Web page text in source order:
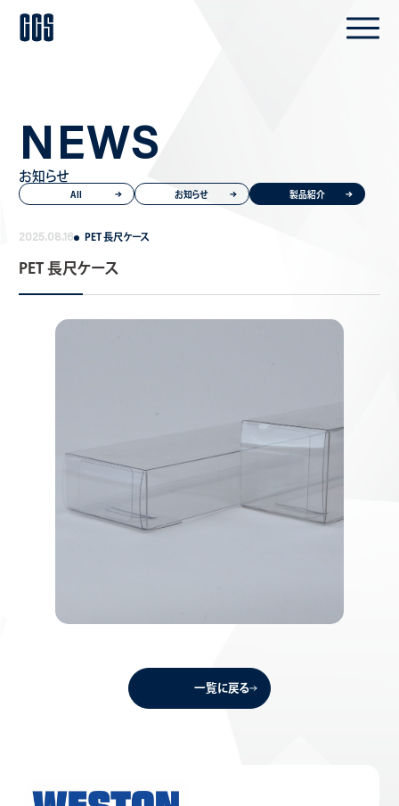
N EWS
お知らせ
All お知らせ 製品紹介
2025.08.16 PET 長尺ケース
PET 長尺ケース
一覧に戻る